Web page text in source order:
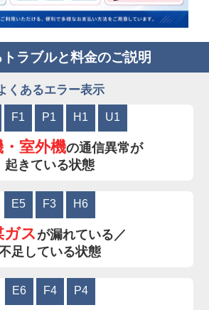
ラブルと料金のご説明
くあるエラー表示
F1 P1 H1 U1
室外機の通信異常が
起きている状態
E5 F3 H6
ガス が漏れている／
足している状態
E6 F4 P4